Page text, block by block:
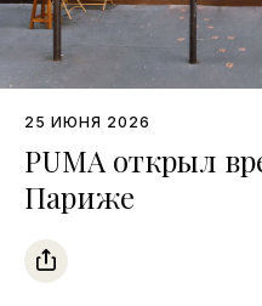
25 ИЮНЯ 2026
PUMA открыл
Париже